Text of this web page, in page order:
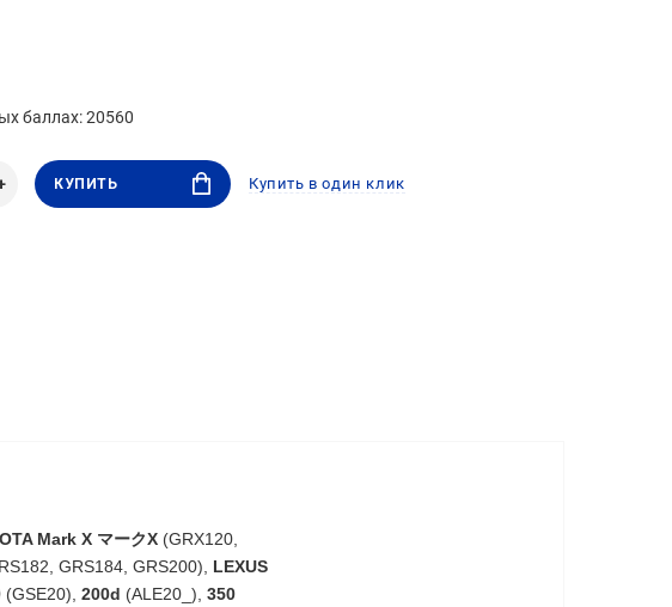
баллах: 20560
КУПИТЬ Купить в один клик
Mark X マークX (GRX120,
GRS184, GRS200), LEXUS
(GSE20), 200d (ALE20_), 350